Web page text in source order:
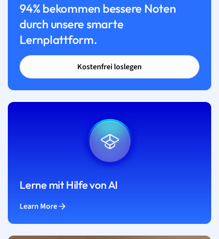
94% bekommen bessere Noten
durch unsere smarte
Lernplattform.
Kostenfrei loslegen
Lerne mit Hilfe von AI
Learn More